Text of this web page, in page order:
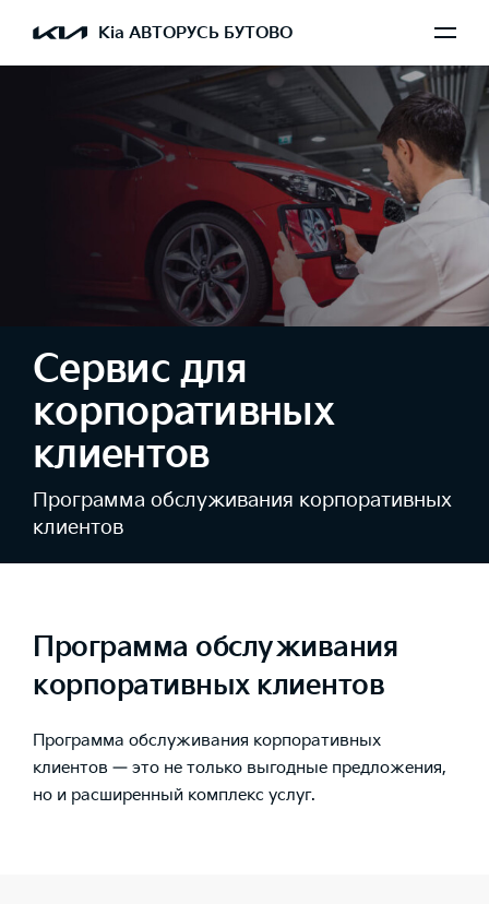
Kia АВТОРУСЬ БУТОВО
Сервис для
корпоративных
клиентов
Программа обслуживания корпоративных
клиентов
Программа обслуживания
корпоративных клиентов
Программа обслуживания корпоративных
клиентов — это не только выгодные предложения,
но и расширенный комплекс услуг.